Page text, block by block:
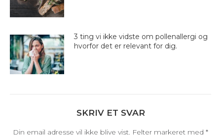
3 ting vi ikke vidste om pollenallergi og
hvorfor det er relevant for dig.
SKRIV ET SVAR
Din email adresse vil ikke blive vist. Felter markeret med *